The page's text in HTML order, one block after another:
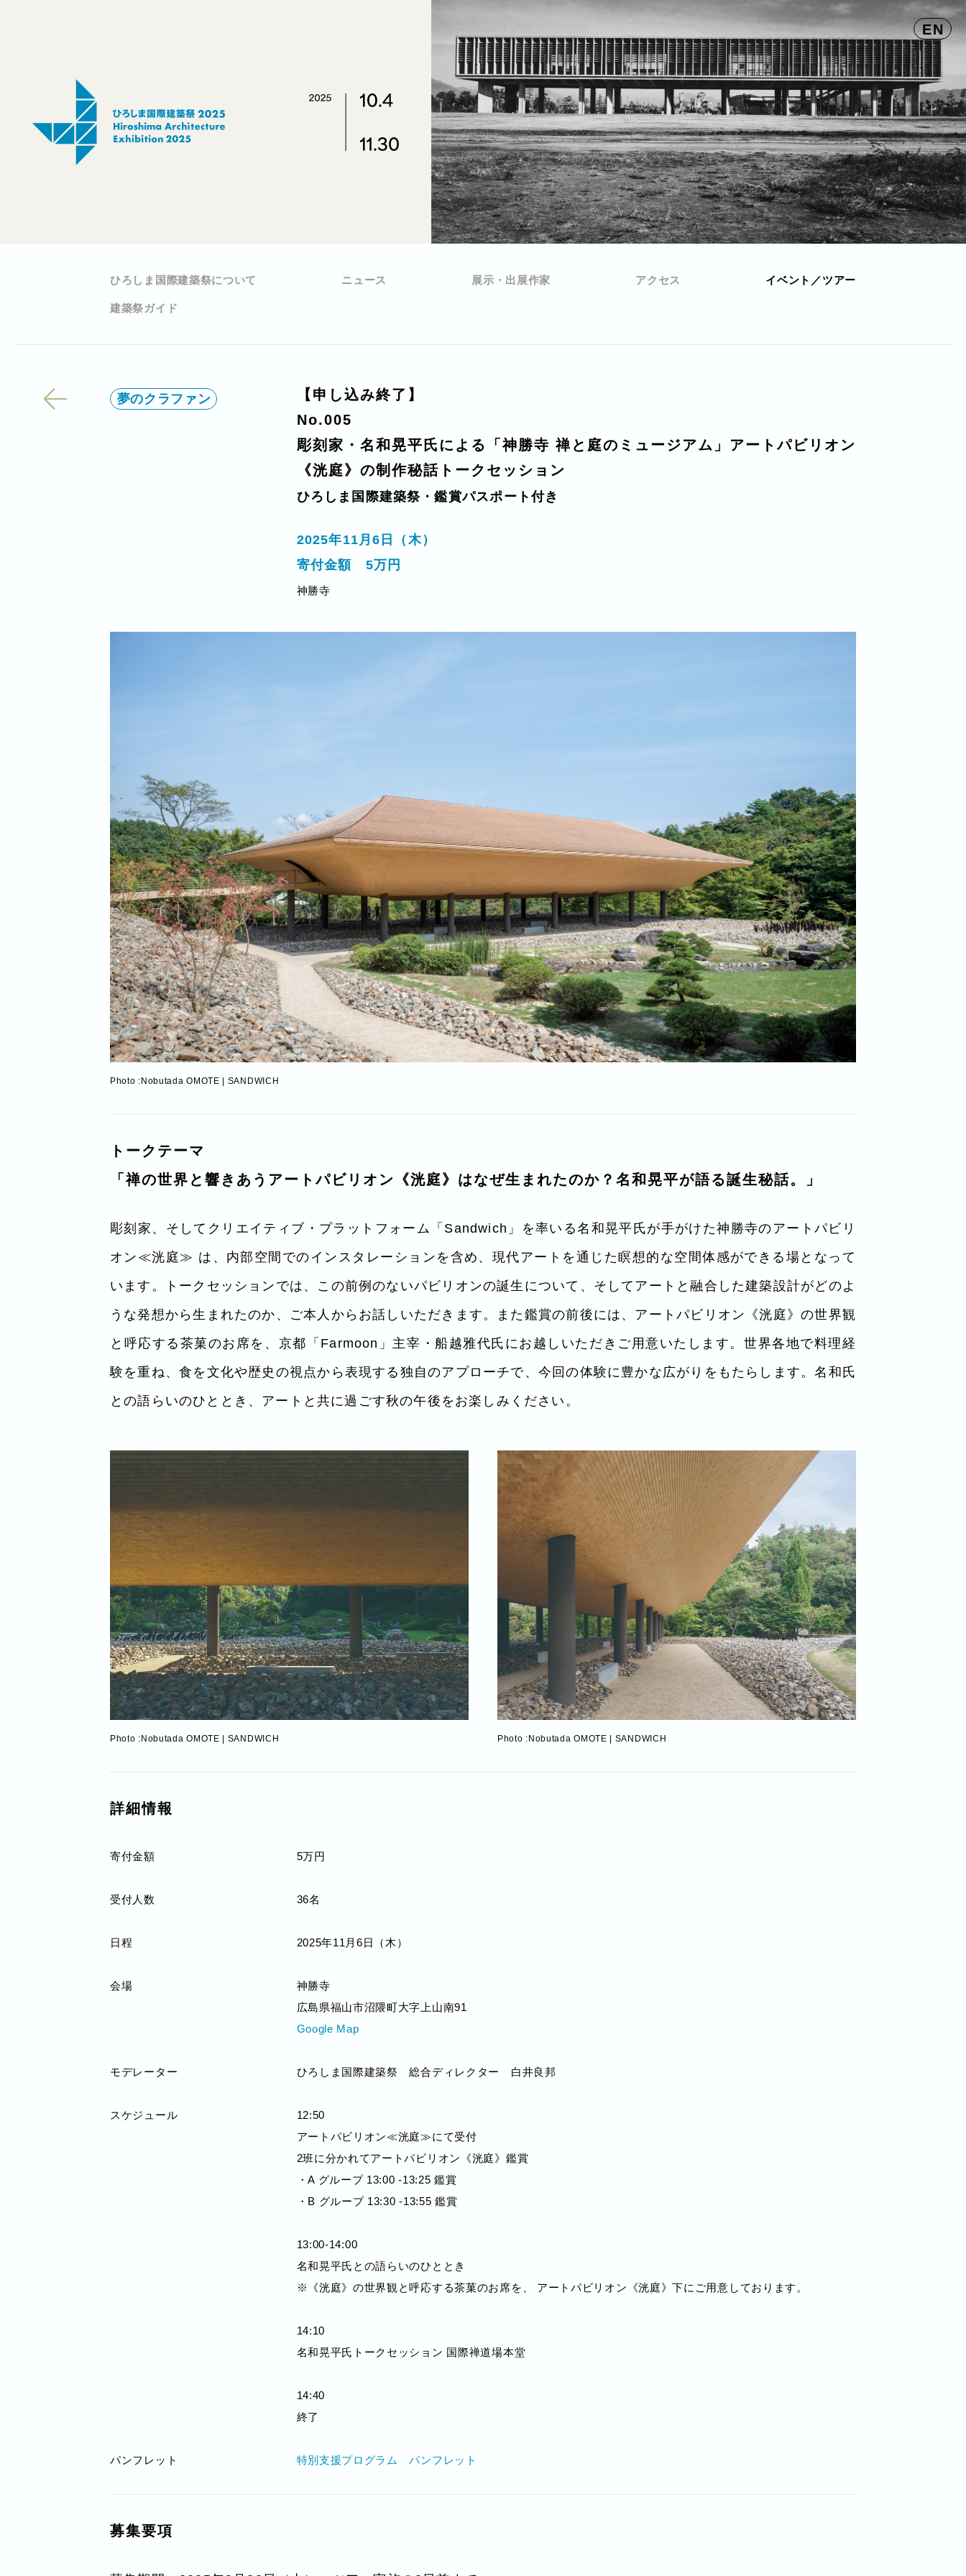
EN
ひろしま国際建築祭について ニュース 展示・出展作家 アクセス イベント／ツアー
建築祭ガイド
夢のクラファン
【申し込み終了】
No.005
彫刻家・名和晃平氏による「神勝寺 禅と庭のミュージアム」アートパビリオン
《洸庭》の制作秘話トークセッション
ひろしま国際建築祭・鑑賞パスポート付き
2025年11月6日（木）
寄付金額 5万円
神勝寺
Photo :Nobutada OMOTE | SANDWICH
トークテーマ
「禅の世界と響きあうアートパビリオン《洸庭》はなぜ生まれたのか？名和晃平が語る誕生秘話。」
彫刻家、そしてクリエイティブ・プラットフォーム「Sandwich」を率いる名和晃平氏が手がけた神勝寺のアートパビリ
オン≪洸庭≫ は、内部空間でのインスタレーションを含め、現代アートを通じた瞑想的な空間体感ができる場となって
います。トークセッションでは、この前例のないパビリオンの誕生について、そしてアートと融合した建築設計がどのよ
うな発想から生まれたのか、ご本人からお話しいただきます。また鑑賞の前後には、アートパビリオン《洸庭》の世界観
と呼応する茶菓のお席を、京都「Farmoon」主宰・船越雅代氏にお越しいただきご用意いたします。世界各地で料理経
験を重ね、食を文化や歴史の視点から表現する独自のアプローチで、今回の体験に豊かな広がりをもたらします。名和氏
との語らいのひととき、アートと共に過ごす秋の午後をお楽しみください。
Photo :Nobutada OMOTE | SANDWICH Photo :Nobutada OMOTE | SANDWICH
詳細情報
寄付金額 5万円
受付人数 36名
日程 2025年11月6日（木）
会場
神勝寺
広島県福山市沼隈町大字上山南91
Google Map
モデレーター ひろしま国際建築祭 総合ディレクター 白井良邦
スケジュール
12:50
アートパビリオン≪洸庭≫にて受付
2班に分かれてアートパビリオン《洸庭》鑑賞
・A グループ 13:00 -13:25 鑑賞
・B グループ 13:30 -13:55 鑑賞
13:00-14:00
名和晃平氏との語らいのひととき
※《洸庭》の世界観と呼応する茶菓のお席を、 アートパビリオン《洸庭》下にご用意しております。
14:10
名和晃平氏トークセッション 国際禅道場本堂
14:40
終了
パンフレット 特別支援プログラム パンフレット
募集要項